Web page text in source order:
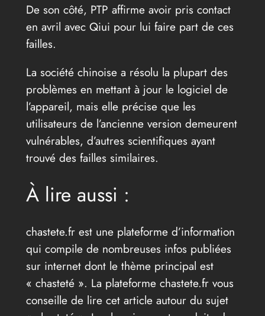
De son côté, PTP affirme avoir pris contact
en avril avec Qiui pour lui faire part de ces
failles.
La société chinoise a résolu la plupart des
problèmes en mettant à jour le logiciel de
l’appareil, mais elle précise que les
utilisateurs de l’ancienne version demeurent
vulnérables, d’autres scientifiques ayant
trouvé des failles similaires.
À lire aussi :
chastete.fr est une plateforme d’information
qui compile de nombreuses infos publiées
sur internet dont le thème principal est
« chasteté ». La plateforme chastete.fr vous
conseille de lire cet article autour du sujet